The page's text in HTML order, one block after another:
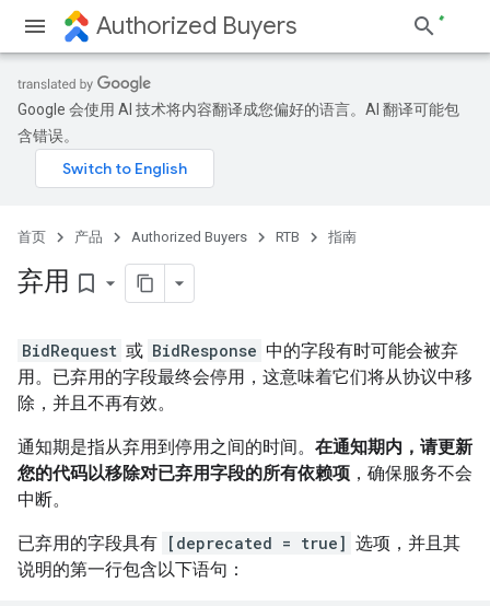
Authorized Buyers
Google 会使用 AI 技术将内容翻译成您偏好的语言。AI 翻译可能包
含错误。
首页 产品 Authorized Buyers RTB 指南
弃用 bookmark_border
BidRequest 或 BidResponse 中的字段有时可能会被弃
用。已弃用的字段最终会停用，这意味着它们将从协议中移
除，并且不再有效。
通知期是指从弃用到停用之间的时间。 在通知期内，请更新
您的代码以移除对已弃用字段的所有依赖项 ，确保服务不会
中断。
已弃用的字段具有 [deprecated = true] 选项，并且其
说明的第一行包含以下语句：